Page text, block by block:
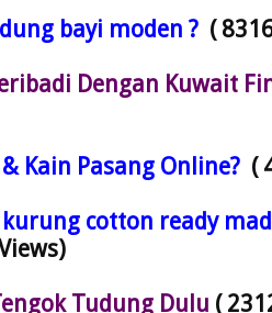
bayi moden ? (
Dengan Kuwait
Kain Pasang Online? (
cotton ready
Tudung Dulu (